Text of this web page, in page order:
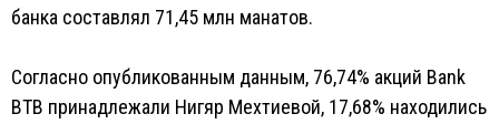
банка составлял 71,45 млн манатов.
Согласно опубликованным данным, 76,74% акций Bank
BTB принадлежали Нигяр Мехтиевой, 17,68% находились